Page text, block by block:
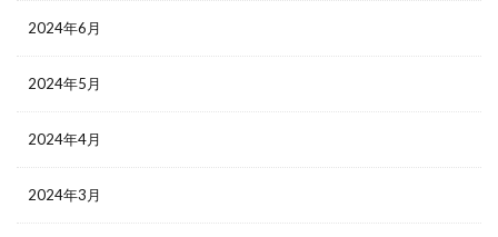
2024年6月
2024年5月
2024年4月
2024年3月